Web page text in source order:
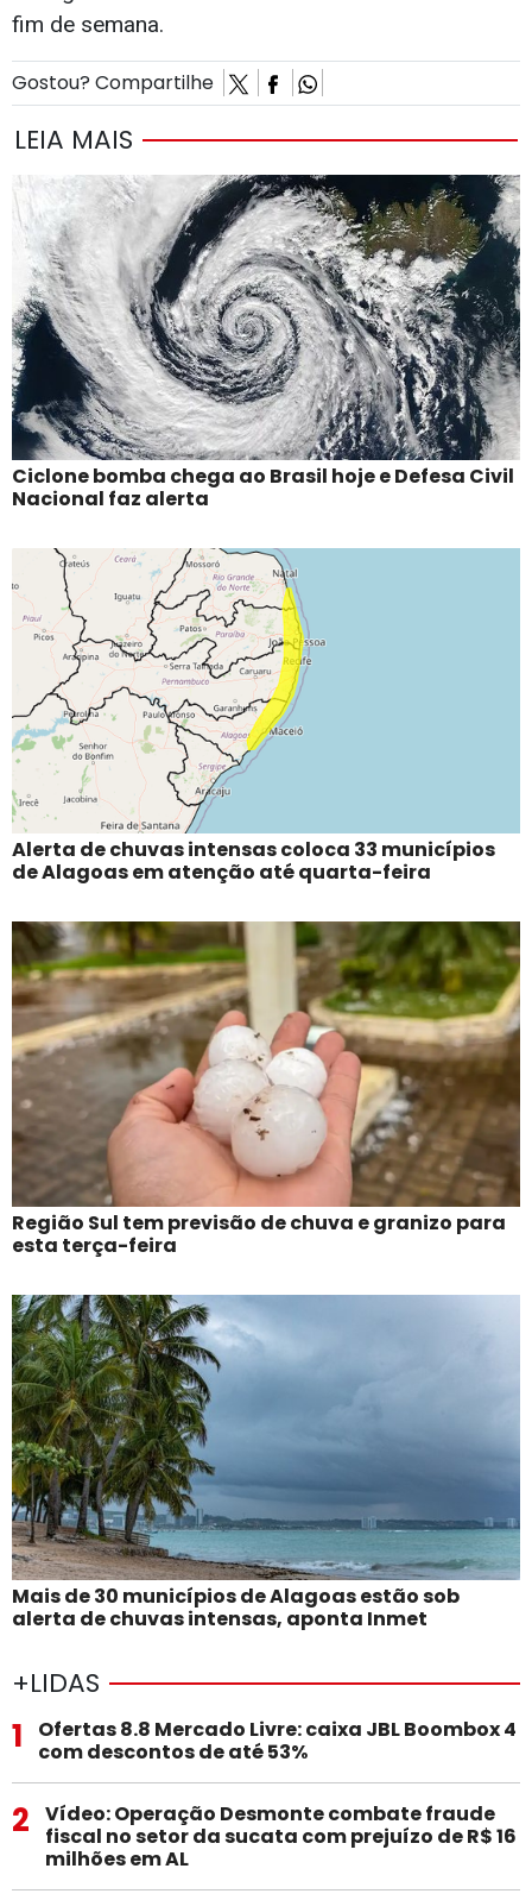
fim de semana.
Gostou? Compartilhe
LEIA MAIS
Ciclone bomba chega ao Brasil hoje e Defesa Civil
Nacional faz alerta
Alerta de chuvas intensas coloca 33 municípios
de Alagoas em atenção até quarta-feira
Região Sul tem previsão de chuva e granizo para
esta terça-feira
Mais de 30 municípios de Alagoas estão sob
alerta de chuvas intensas, aponta Inmet
+LIDAS
1
Ofertas 8.8 Mercado Livre: caixa JBL Boombox 4
com descontos de até 53%
2
Vídeo: Operação Desmonte combate fraude
fiscal no setor da sucata com prejuízo de R$ 16
milhões em AL